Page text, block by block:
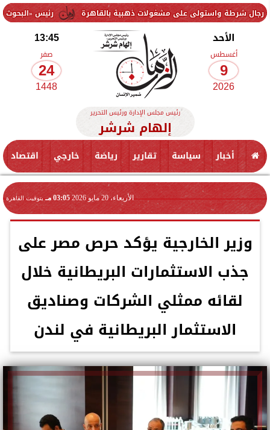
رئيس «البحوث الزراعية» على مشغولات ذهبية بالقاهرة
الأحد
أغسطس
9
2026
13:45
صفر
24
1448
رئيس مجلس الإدارة ورئيس التحرير
إلهام شرشر
أخبار سياسة تقارير رياضة خارجي اقتصاد
الأربعاء، 20 مايو 2026 03:05 مـ بتوقيت القاهرة
وزير الخارجية يؤكد حرص مصر على
جذب الاستثمارات البريطانية خلال
لقائه ممثلي الشركات وصناديق
الاستثمار البريطانية في لندن